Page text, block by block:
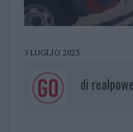
5 LUGLIO 2023
di